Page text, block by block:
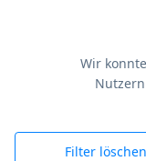
Wir
Filter löschen